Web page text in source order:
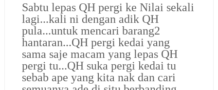
Sabtu lepas QH pergi ke Nilai sekali
lagi...kali ni dengan adik QH
pula...untuk mencari barang2
hantaran...QH pergi kedai yang
sama saje macam yang lepas QH
pergi tu...QH suka pergi kedai tu
sebab ape yang kita nak dan cari